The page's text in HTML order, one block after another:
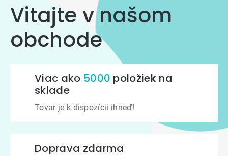
Vitajte v našom
obchode
Viac ako 5000 položiek na
sklade
Tovar je k dispozícii ihneď!
Doprava zdarma